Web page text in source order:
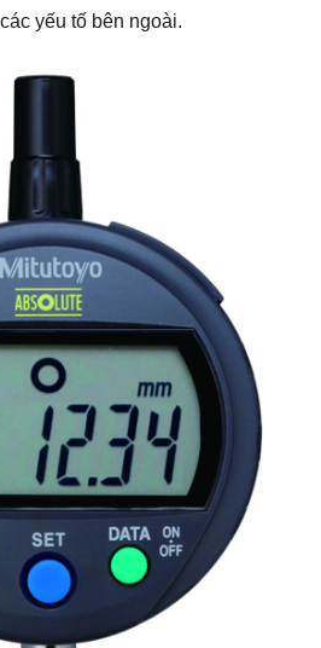
yếu tố bên ngoài.